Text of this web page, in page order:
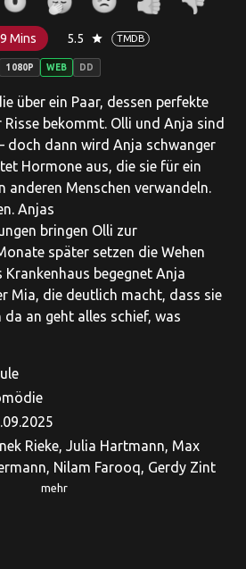
Mins 5.5 star TMDB
1080P WEB DD
über ein Paar, dessen perfekte
Risse bekommt. Olli und Anja sind
doch dann wird Anja schwanger
Hormone aus, die sie für ein
anderen Menschen verwandeln.
Anjas
bringen Olli zur
später setzen die Wehen
Krankenhaus begegnet Anja
Mia, die deutlich macht, dass sie
an geht alles schief, was
Rieke, Julia Hartmann, Max
Nilam Farooq, Gerdy Zint
mehr